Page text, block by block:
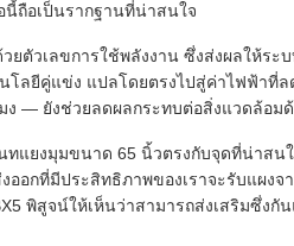
ถือเป็นรากฐานที่น่าสนใจ
ยตัวเลขการใช้พลังงาน ซึ่งส่งผลให้ร
โลยีคู่แข่ง แปลโดยตรงไปสู่ค่าไฟฟ้า
— ยังช่วยลดผลกระทบต่อสิ่งแวดล้อม
แยงมุมขนาด 65 นิ้วตรงกับจุดที่น่าสน
กที่มีประสิทธิภาพของเราจะรับแผงจ
พิสูจน์ให้เห็นว่าสามารถส่งเสริมซึ่งกั